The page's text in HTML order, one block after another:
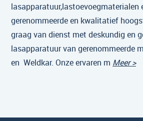
gerenommeerde en kwalitatief
graag van dienst met deskundig en
lasapparatuur van gerenommeerde
en Weldkar. Onze ervaren m Meer >